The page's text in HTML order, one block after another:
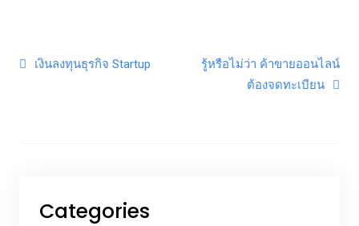
Post navigation
เงินลงทุนธุรกิจ Startup
รู้หรือไม่ว่า ค้าขายออนไลน์
ต้องจดทะเบียน
Categories